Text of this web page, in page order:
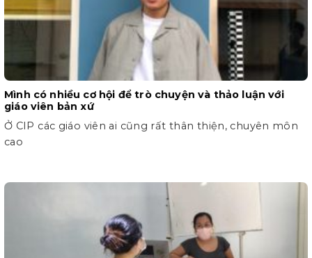
Mình có nhiều cơ hội để trò chuyện và thảo luận với
giáo viên bản xứ
Ở CIP các giáo viên ai cũng rất thân thiện, chuyên môn
cao